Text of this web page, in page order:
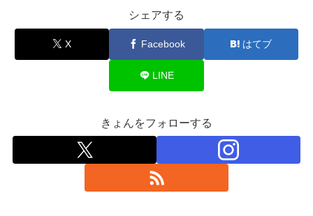
シェアする
X Facebook はてブ
LINE
きょんをフォローする